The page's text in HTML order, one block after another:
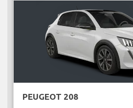
PEUGEOT 208